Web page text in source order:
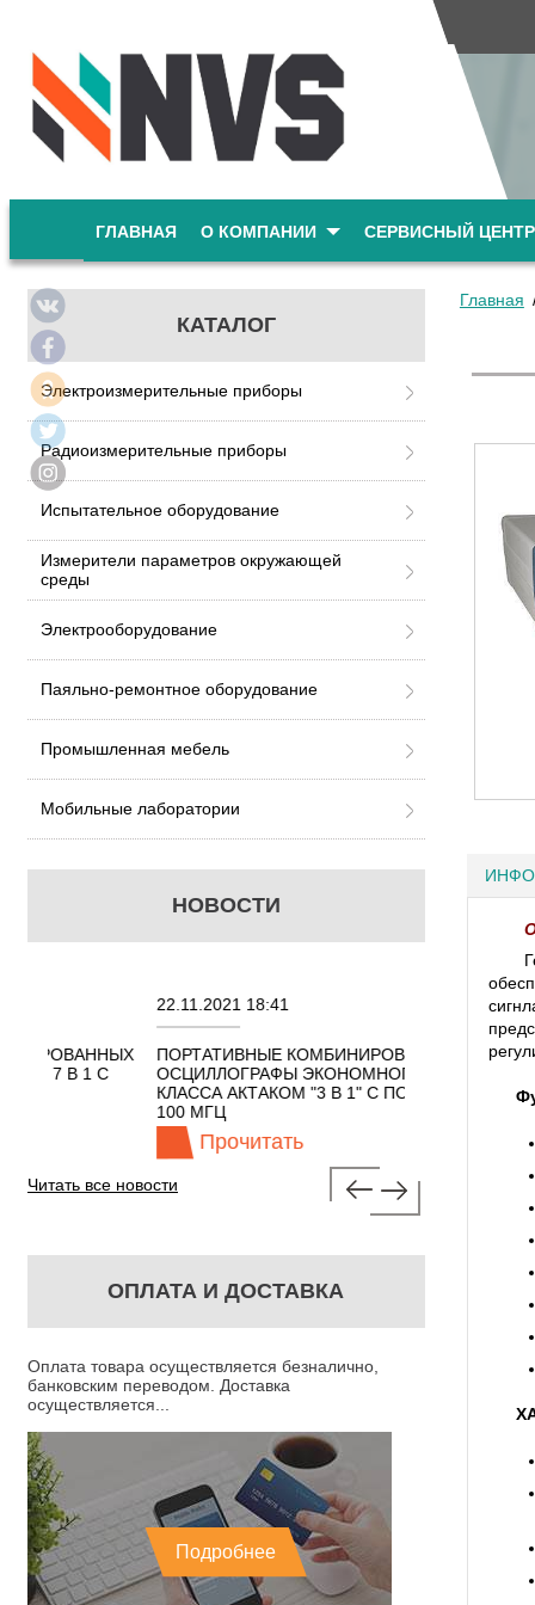
ГЛАВНАЯ О КОМПАНИИ СЕРВИСНЫЙ ЦЕНТР
КАТАЛОГ
Электроизмерительные приборы
Радиоизмерительные приборы
Испытательное оборудование
Измерители параметров окружающей
среды
Электрооборудование
Паяльно-ремонтное оборудование
Промышленная мебель
Мобильные лаборатории
НОВОСТИ
22.11.2021 18:41
ПОРТАТИВНЫЕ КОМБИНИРОВАННЫЕ
ОСЦИЛЛОГРАФЫ ЭКОНОМНОГО
КЛАССА АКТАКОМ "3 В 1" С ПОЛОСОЙ
Прочитать
02.08.2021 18:41
ОСЦИЛЛОГРАФЫ
Читать все новости
ОПЛАТА И ДОСТАВКА
Оплата товара осуществляется безналично,
банковским переводом. Доставка
осуществляется...
Подробнее
Главная